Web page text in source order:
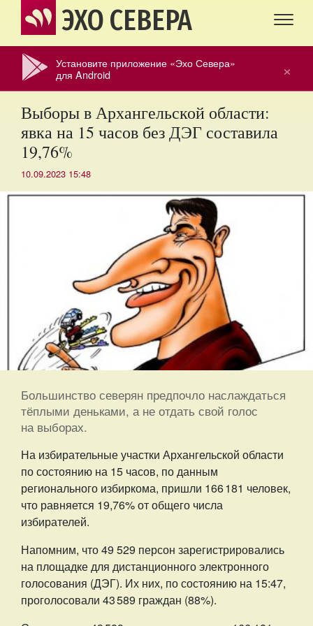
ЭХО СЕВЕРА
×
Установите приложение «Эхо Севера»
для Android
Выборы в Архангельской области:
явка на 15 часов без ДЭГ составила
19,76%
10.09.2023 15:48
Большинство северян предпочло наслаждаться
тёплыми деньками, а не отдать свой голос
на выборах.
На избирательные участки Архангельской области
по состоянию на 15 часов, по данным
регионального избиркома, пришли 166 181 человек,
что равняется 19,76% от общего числа
избирателей.
Напомним, что 49 529 персон зарегистрировались
на площадке для дистанционного электронного
голосования (ДЭГ). Их них, по состоянию на 15:47,
проголосовали 43 589 граждан (88%).